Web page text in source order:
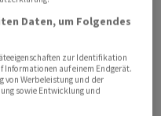
Olah.
starkem
Druck. Dieser könne
der Gesellschaft
von aussen
Daten, um Folgendes
zur Identifikation
Informationen auf einem Endgerät.
von Werbeleistung und der
sowie Entwicklung und